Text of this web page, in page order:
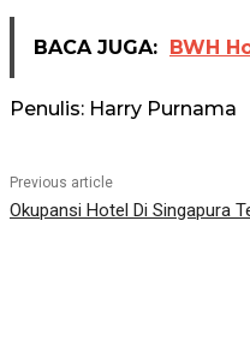
BACA JUGA: BWH
Penulis: Harry Purnama
Previous article
Okupansi Hotel Di Singapura